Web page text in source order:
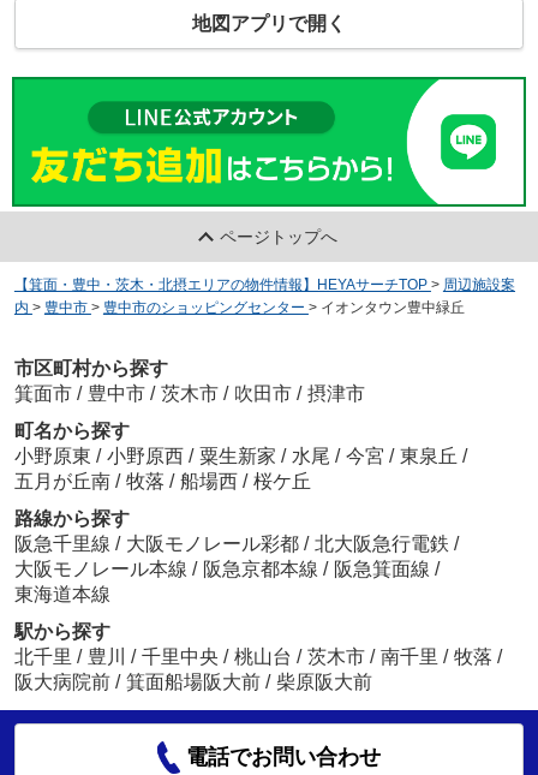
地図アプリで開く
ページトップへ
【箕面・豊中・茨木・北摂エリアの物件情報】HEYAサーチTOP > 周辺施設案
内 > 豊中市 > 豊中市のショッピングセンター > イオンタウン豊中緑丘
市区町村から探す
箕面市 / 豊中市 / 茨木市 / 吹田市 / 摂津市
町名から探す
小野原東 / 小野原西 / 粟生新家 / 水尾 / 今宮 / 東泉丘 /
五月が丘南 / 牧落 / 船場西 / 桜ケ丘
路線から探す
阪急千里線 / 大阪モノレール彩都 / 北大阪急行電鉄 /
大阪モノレール本線 / 阪急京都本線 / 阪急箕面線 /
東海道本線
駅から探す
北千里 / 豊川 / 千里中央 / 桃山台 / 茨木市 / 南千里 / 牧落 /
阪大病院前 / 箕面船場阪大前 / 柴原阪大前
電話でお問い合わせ